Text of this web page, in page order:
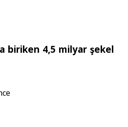
biriken 4,5 milyar şekel